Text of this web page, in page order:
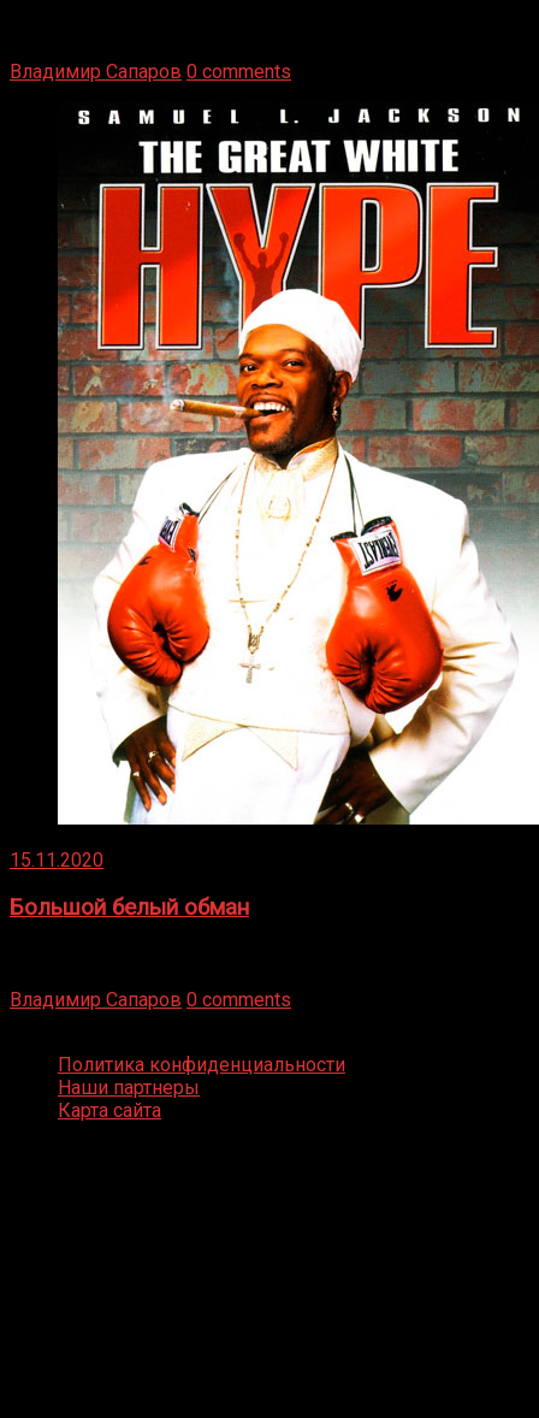
Владимир Сапаров 0 comments
15.11.2020
Большой белый обман
Владимир Сапаров 0 comments
Политика конфиденциальности
Наши партнеры
Карта сайта